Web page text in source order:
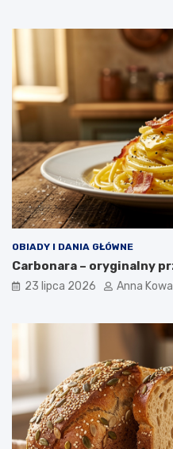
OBIADY I DANIA GŁÓWNE
Carbonara – oryginalny
23 lipca 2026 Anna